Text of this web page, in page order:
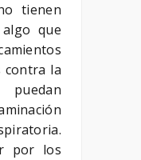
tienen
que
contra la
por los